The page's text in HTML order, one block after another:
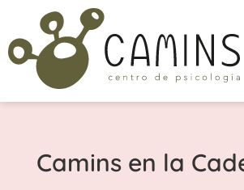
Camins en la